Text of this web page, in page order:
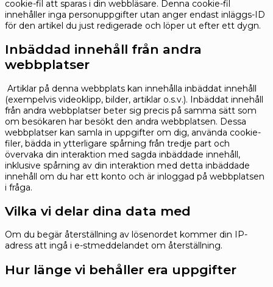
cookie-fil att sparas i din webbläsare. Denna cookie-fil
innehåller inga personuppgifter utan anger endast inläggs-ID
för den artikel du just redigerade och löper ut efter ett dygn.
Inbäddad innehåll från andra
webbplatser
Artiklar på denna webbplats kan innehålla inbäddat innehåll
(exempelvis videoklipp, bilder, artiklar o.s.v.). Inbäddat innehåll
från andra webbplatser beter sig precis på samma sätt som
om besökaren har besökt den andra webbplatsen. Dessa
webbplatser kan samla in uppgifter om dig, använda cookie-
filer, bädda in ytterligare spårning från tredje part och
övervaka din interaktion med sagda inbäddade innehåll,
inklusive spårning av din interaktion med detta inbäddade
innehåll om du har ett konto och är inloggad på webbplatsen
i fråga.
Vilka vi delar dina data med
Om du begär återställning av lösenordet kommer din IP-
adress att ingå i e-stmeddelandet om återställning.
Hur länge vi behåller era uppgifter